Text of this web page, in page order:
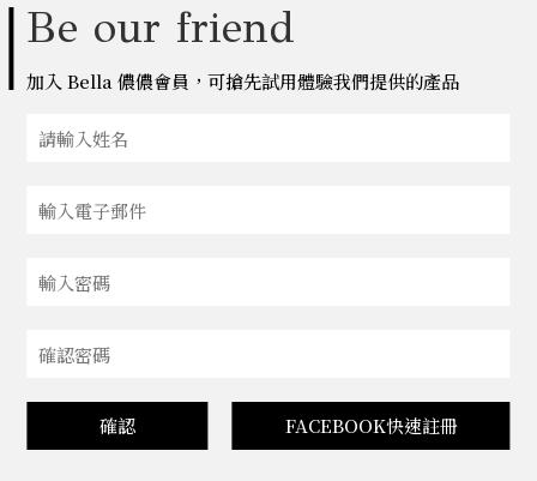
Be our friend
加入 Bella 儂儂會員，可搶先試用體驗我們提供的產品
確認 FACEBOOK快速註冊